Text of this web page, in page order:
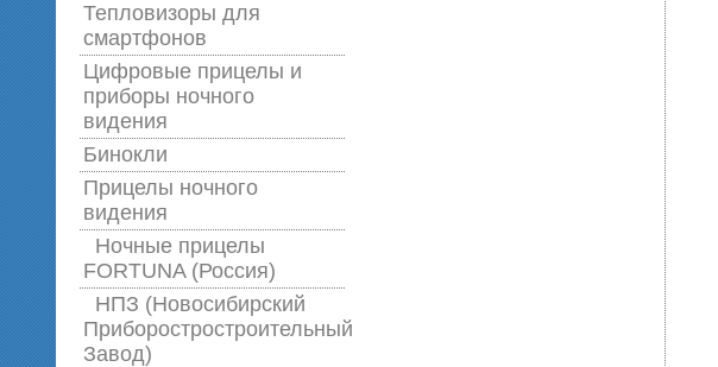
Тепловизоры для
смартфонов
Цифровые прицелы и
приборы ночного
видения
Бинокли
Прицелы ночного
видения
Ночные прицелы
FORTUNA (Россия)
НПЗ (Новосибирский
Приборостростроительный
Завод)